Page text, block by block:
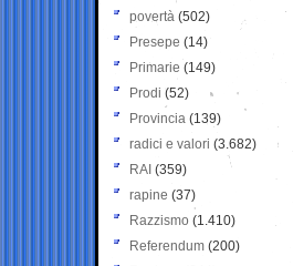
povertà (502)
Presepe (14)
Primarie (149)
Prodi (52)
Provincia (139)
radici e valori (3.682)
RAI (359)
rapine (37)
Razzismo (1.410)
Referendum (200)